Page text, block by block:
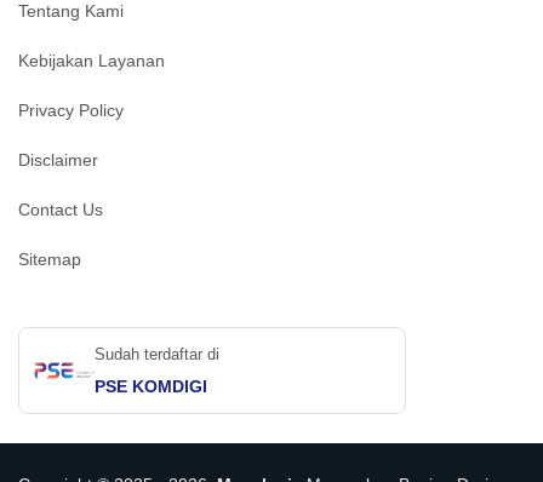
Tentang Kami
Kebijakan Layanan
Privacy Policy
Disclaimer
Contact Us
Sitemap
Sudah terdaftar di
PSE KOMDIGI